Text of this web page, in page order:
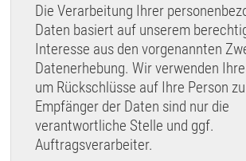
Die Verarbeitung Ihrer
Daten basiert auf unserem
Interesse aus den vorgenannten
Datenerhebung. Wir verwenden
um Rückschlüsse auf Ihre Person
Empfänger der Daten sind nur die
verantwortliche Stelle und ggf.
Auftragsverarbeiter.